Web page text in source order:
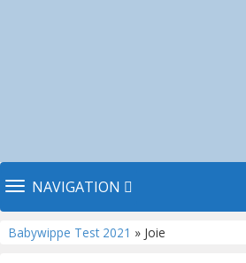
TOGGLE NAVIGATION
NAVIGATION
Babywippe Test 2021 » Joie